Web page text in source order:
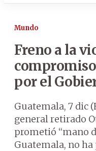
Mundo
Freno a la
por el
Guatemala, 7 dic
general retirado
prometió “mano
Guatemala, no